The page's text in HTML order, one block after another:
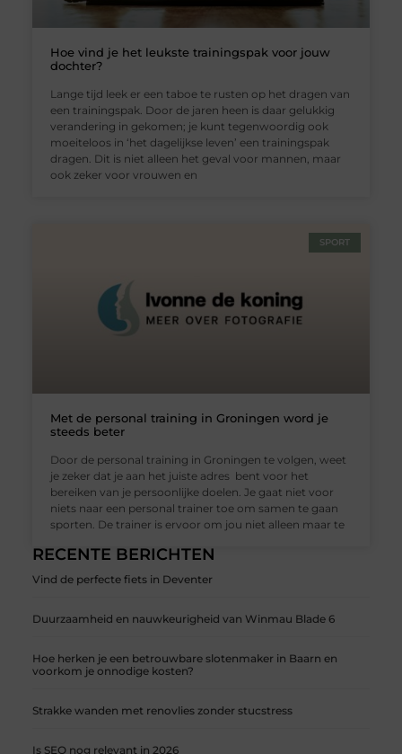
RECENTE BERICHTEN
Vind de perfecte fiets in Deventer
Duurzaamheid en nauwkeurigheid van Winmau Blade 6
Hoe herken je een betrouwbare slotenmaker in Baarn en
voorkom je onnodige kosten?
Strakke wanden met renovlies zonder stucstress
Is SEO nog relevant in 2026
Hoe vind je het leukste trainingspak voor jouw
dochter?
Lange tijd leek er een taboe te rusten op het dragen van
een trainingspak. Door de jaren heen is daar gelukkig
verandering in gekomen; je kunt tegenwoordig ook
moeiteloos in ‘het dagelijkse leven’ een trainingspak
dragen. Dit is niet alleen het geval voor mannen, maar
ook zeker voor vrouwen en
SPORT
Met de personal training in Groningen word je
steeds beter
Door de personal training in Groningen te volgen, weet
je zeker dat je aan het juiste adres bent voor het
bereiken van je persoonlijke doelen. Je gaat niet voor
niets naar een personal trainer toe om samen te gaan
sporten. De trainer is ervoor om jou niet alleen maar te